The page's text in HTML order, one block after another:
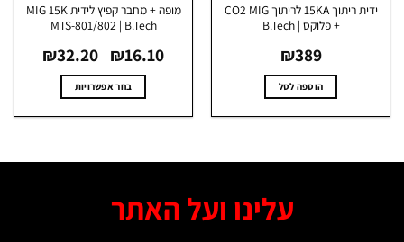
ידית ריתוך 15KA לריתוך CO2 MIG
+ פלוקס | B.Tech
₪
הוספה לסל
מופה + מחבר קפיץ לידית MIG 15K
MTS-801/802 | B.Tech
₪16.10
–
₪32.20 מחירים:
עד
בחר אפשרויות
מספר
ניתן
לבחור עלינו ועל האתר